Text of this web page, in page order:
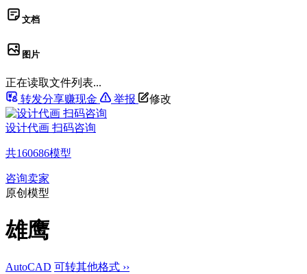
文档
图片
正在读取文件列表...
转发分享赚现金
举报 修改
设计代画 扫码咨询
共160686模型
咨询卖家
原创模型
雄鹰
AutoCAD 可转其他格式 ››